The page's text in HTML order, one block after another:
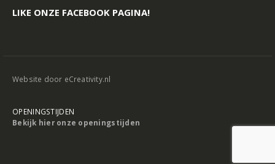
LIKE ONZE FACEBOOK PAGINA!
Website door eCreativity.nl
OPENINGSTIJDEN
Bekijk hier onze openingstijden